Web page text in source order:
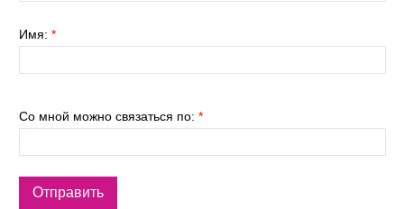
Имя: *
Со мной можно связаться по: *